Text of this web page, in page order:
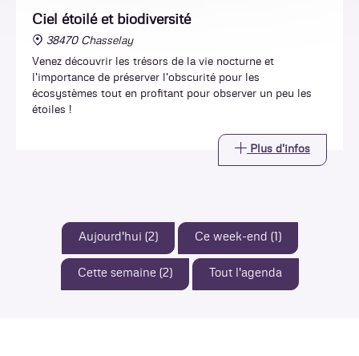
Ciel étoilé et biodiversité
38470 Chasselay
Venez découvrir les trésors de la vie nocturne et
l'importance de préserver l'obscurité pour les
écosystèmes tout en profitant pour observer un peu les
étoiles !
Plus d'infos
Aujourd'hui (2) Ce week-end (1)
Cette semaine (2) Tout l'agenda